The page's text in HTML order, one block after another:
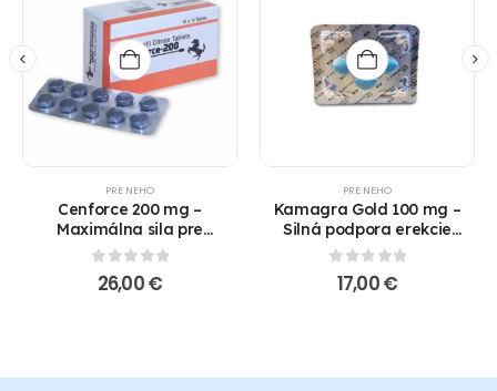
PRE NEHO
Cenforce 200 mg –
Maximálna sila pre
dokonalú erekciu !!AKCIA
0out of 5
26,00€
PRE NEHO
Kamagra Gold 100 mg –
Silná podpora erekcie
(generikum Viagry) !!!
0out of 5
17,00€